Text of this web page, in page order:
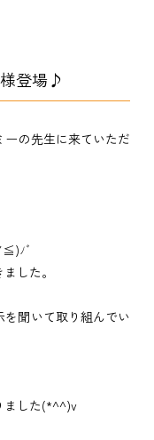
登場♪
ーの先生に来ていただ
ﾉﾞ
した。
聞いて取り組んでい
ました(*^^)v